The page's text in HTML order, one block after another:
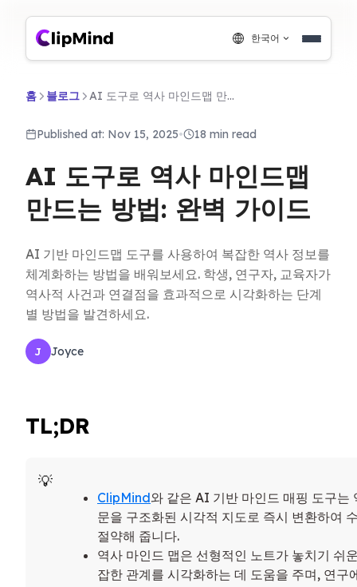
한국어
홈 블로그 AI 도구로 역사 마인드맵 만드는 방법: 완벽 가이드
Published at: Nov 15, 2025• 18 min read
AI 도구로 역사 마인드맵
만드는 방법: 완벽 가이드
AI 기반 마인드맵 도구를 사용하여 복잡한 역사 정보를
체계화하는 방법을 배워보세요. 학생, 연구자, 교육자가
역사적 사건과 연결점을 효과적으로 시각화하는 단계
별 방법을 발견하세요.
J Joyce
TL;DR
ClipMind와 같은 AI 기반 마인드 매핑 도구는
문을 구조화된 시각적 지도로 즉시 변환하여
절약해 줍니다.
역사 마인드 맵은 선형적인 노트가 놓치기 쉬
잡한 관계를 시각화하는 데 도움을 주며, 연구